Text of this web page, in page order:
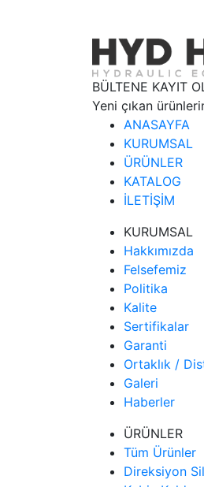
BÜLTENE KAYIT
Yeni çıkan
ANASAYFA
KURUMSAL
ÜRÜNLER
KATALOG
İLETİŞİM
KURUMSAL
Hakkımızda
Felsefemiz
Politika
Kalite
Sertifikalar
Garanti
Ortaklık /
Galeri
Haberler
ÜRÜNLER
Tüm Ürünler
Direksiyon